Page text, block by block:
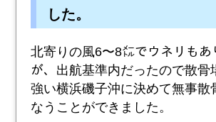
した。
北寄りの風6〜8㍍でウネリもあ
が、出航基準内だったので散骨
強い横浜磯子沖に決めて無事散
なうことができました。